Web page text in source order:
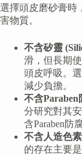
選擇頭皮磨砂膏時
害物質。
不含矽靈
滑，但長期
頭皮呼吸。
減少負擔。
不含Paraben
分研究對其
含Paraben防
不含人造色素
的存在主要